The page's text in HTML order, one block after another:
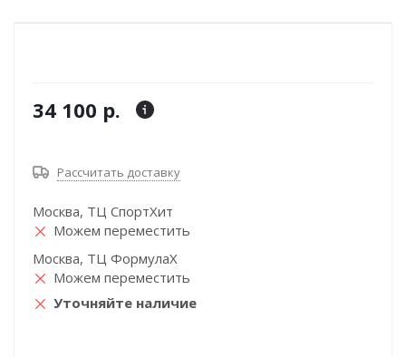
34 100 р.
Рассчитать доставку
Москва, ТЦ СпортХит
Можем переместить
Москва, ТЦ ФормулаХ
Можем переместить
Уточняйте наличие